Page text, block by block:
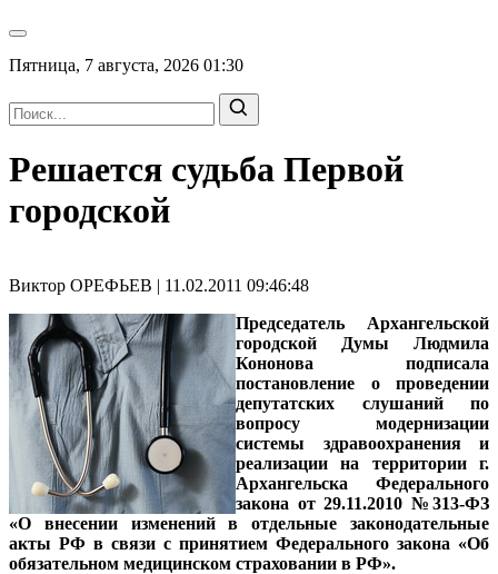
Пятница, 7 августа, 2026 01:30
Решается судьба Первой
городской
Виктор ОРЕФЬЕВ | 11.02.2011 09:46:48
Председатель Архангельской
городской Думы Людмила
Кононова подписала
постановление о проведении
депутатских слушаний по
вопросу модернизации
системы здравоохранения и
реализации на территории г.
Архангельска Федерального
закона от 29.11.2010 №313-ФЗ
«О внесении изменений в отдельные законодательные
акты РФ в связи с принятием Федерального закона «Об
обязательном медицинском страховании в РФ».